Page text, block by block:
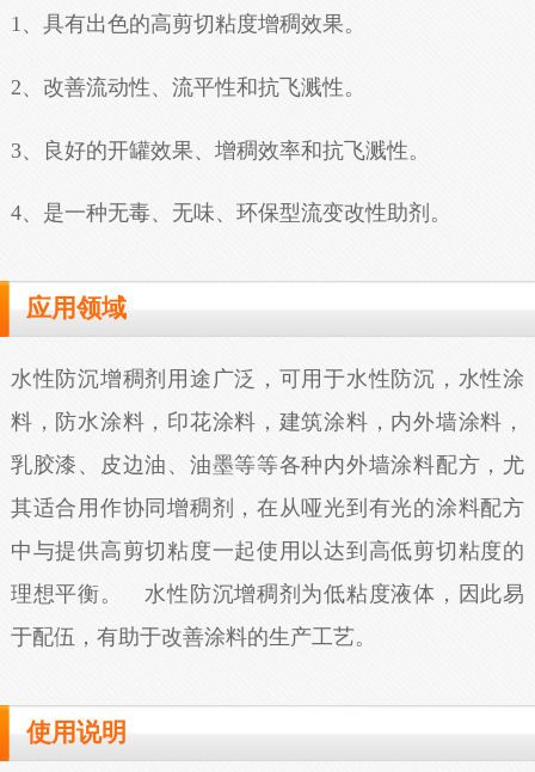
1、具有出色的高剪切粘度增稠效果。
2、改善流动性、流平性和抗飞溅性。
3、良好的开罐效果、增稠效率和抗飞溅性。
4、是一种无毒、无味、环保型流变改性助剂。
应用领域
水性防沉增稠剂用途广泛，可用于水性防沉，水性涂
料，防水涂料，印花涂料，建筑涂料，内外墙涂料，
乳胶漆、皮边油、油墨等等各种内外墙涂料配方，尤
其适合用作协同增稠剂，在从哑光到有光的涂料配方
中与提供高剪切粘度一起使用以达到高低剪切粘度的
理想平衡。 水性防沉增稠剂为低粘度液体，因此易
于配伍，有助于改善涂料的生产工艺。
使用说明